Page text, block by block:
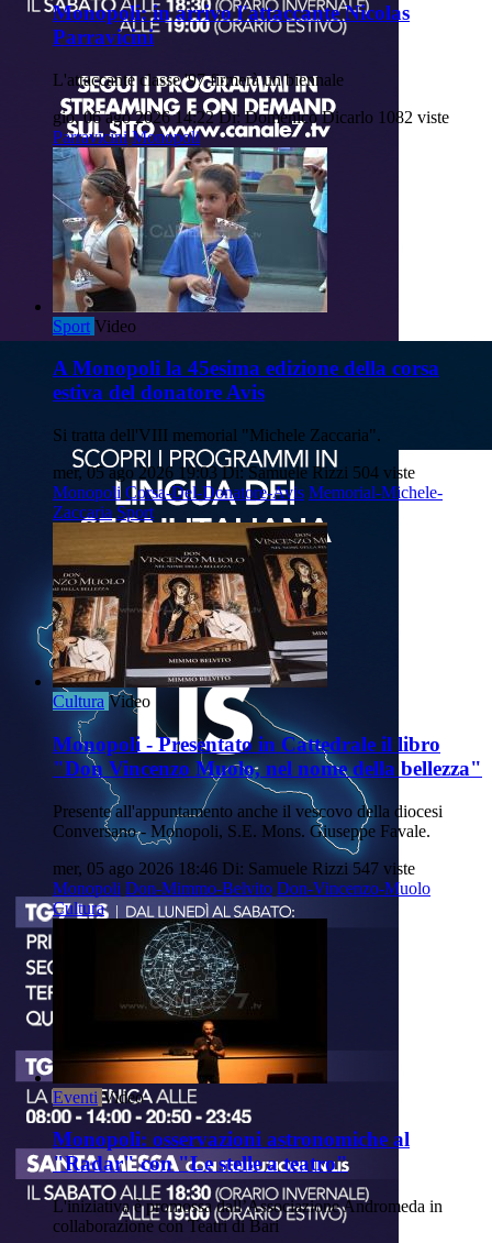
Monopoli: in arrivo l'attaccante Nicolas
Parravicini
L'attaccante classe '97 firmerà un biennale
gio, 06 ago 2026 14:22 Di: Domenico Dicarlo 1082 viste
Parravicini Monopoli
Sport Video
A Monopoli la 45esima edizione della corsa
estiva del donatore Avis
Si tratta dell'VIII memorial "Michele Zaccaria".
mer, 05 ago 2026 19:03 Di: Samuele Rizzi 504 viste
Monopoli Corsa-Del-Donatore-Avis Memorial-Michele-
Zaccaria Sport
Cultura Video
Monopoli - Presentato in Cattedrale il libro
"Don Vincenzo Muolo, nel nome della bellezza"
Presente all'appuntamento anche il vescovo della diocesi
Conversano - Monopoli, S.E. Mons. Giuseppe Favale.
mer, 05 ago 2026 18:46 Di: Samuele Rizzi 547 viste
Monopoli Don-Mimmo-Belvito Don-Vincenzo-Muolo
Cultura
Eventi Video
Monopoli: osservazioni astronomiche al
"Radar" con "Le stelle a teatro"
L'iniziativa è promossa dall’Associazione Andromeda in
collaborazione con Teatri di Bari